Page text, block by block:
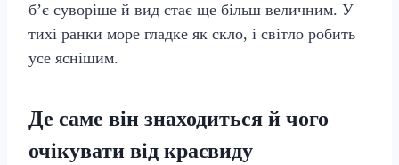
б’є суворіше й вид стає ще більш величним. У
тихі ранки море гладке як скло, і світло робить
усе яснішим.
Де саме він знаходиться й чого
очікувати від краєвиду